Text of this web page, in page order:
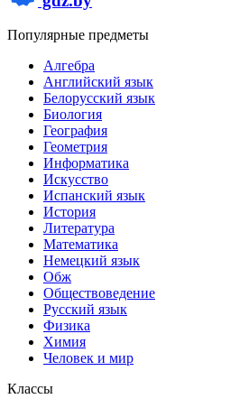
Популярные предметы
Алгебра
Английский язык
Белорусский язык
Биология
География
Геометрия
Информатика
Искусство
Испанский язык
История
Литература
Математика
Немецкий язык
Обж
Обществоведение
Русский язык
Физика
Химия
Человек и мир
Классы